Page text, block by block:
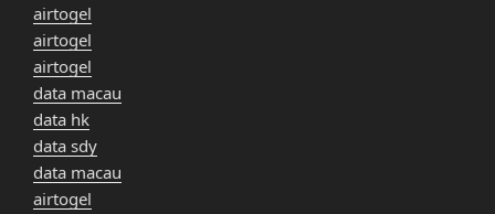
airtogel
airtogel
airtogel
data macau
data hk
data sdy
data macau
airtogel